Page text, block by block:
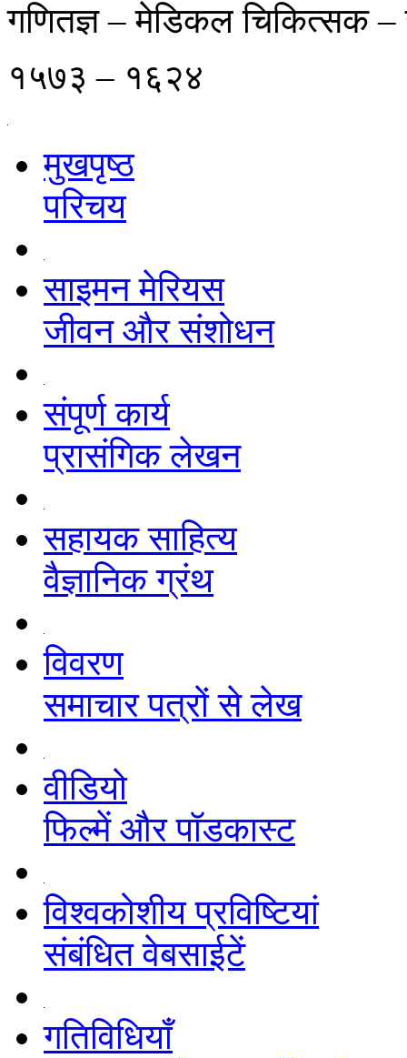
गणितज्ञ – मेडिकल चिकित्सक –
१५७३ – १६२४
मुखपृष्ठ
परिचय
साइमन मेरियस
जीवन और संशोधन
संपूर्ण कार्य
प्रासंगिक लेखन
सहायक साहित्य
वैज्ञानिक ग्रंथ
विवरण
समाचार पत्रों से लेख
वीडियो
फिल्में और पॉडकास्ट
विश्वकोशीय प्रविष्टियां
संबंधित वेबसाईटें
गतिविधियाँ